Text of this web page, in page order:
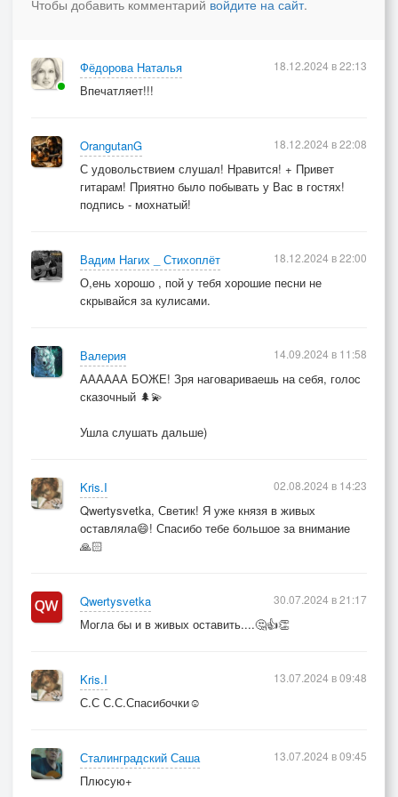
Люд честной и государень
Вдохнул воздуха глоточек
И хотел дотронулся рукой
Но прошла рука сквозь лико
И не здерживая крика
Зарыдал он словно не в себе
Он хватал ее запястья
Я вернулся милая к тебе
Но пусты глаза любимой
А он с седла упавший где-то
Под кустами бересклета
Чтобы добавить комментарий войдите на сайт.
Фёдорова Наталья
Впечатляет!!!
18.12.2024 в 22:13
OrangutanG
С удовольствием слушал! Нравится! + Привет
гитарам! Приятно было побывать у Вас в гостях!
подпись - мохнатый!
18.12.2024 в 22:08
Вадим Нагих _ Стихоплёт
О,ень хорошо , пой у тебя хорошие песни не
скрывайся за кулисами.
18.12.2024 в 22:00
Валерия
АААААА БОЖЕ! Зря наговариваешь на себя, голос
сказочный 🌲💫
Ушла слушать дальше)
14.09.2024 в 11:58
Kris.I
Qwertysvetka, Светик! Я уже князя в живых
оставляла😄! Спасибо тебе большое за внимание
🙏🏻
02.08.2024 в 14:23
Qwertysvetka
Могла бы и в живых оставить....🤔👍👏
30.07.2024 в 21:17
Kris.I
С.С С.С.Спасибочки☺️
13.07.2024 в 09:48
Сталинградский Саша
Плюсую+
13.07.2024 в 09:45